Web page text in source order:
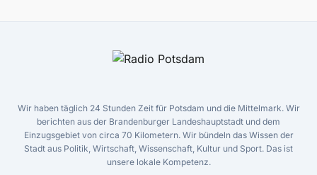
Wir haben täglich 24 Stunden Zeit für Potsdam und die Mittelmark. Wir
berichten aus der Brandenburger Landeshauptstadt und dem
Einzugsgebiet von circa 70 Kilometern. Wir bündeln das Wissen der
Stadt aus Politik, Wirtschaft, Wissenschaft, Kultur und Sport. Das ist
unsere lokale Kompetenz.